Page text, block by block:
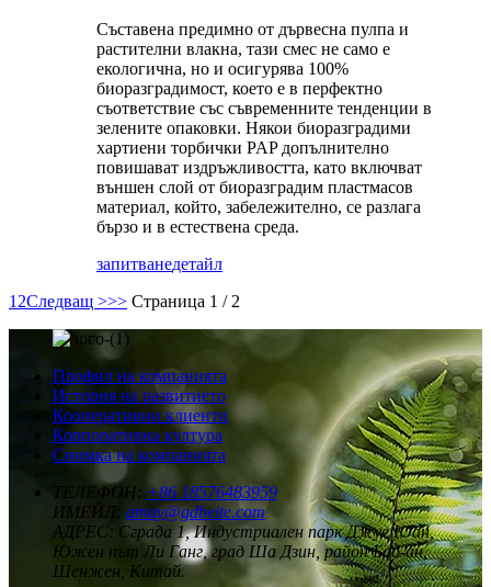
Съставена предимно от дървесна пулпа и
растителни влакна, тази смес не само е
екологична, но и осигурява 100%
биоразградимост, което е в перфектно
съответствие със съвременните тенденции в
зелените опаковки. Някои биоразградими
хартиени торбички PAP допълнително
повишават издръжливостта, като включват
външен слой от биоразградим пластмасов
материал, който, забележително, се разлага
бързо и в естествена среда.
запитванедетайл
1 2Следващ >>> Страница 1 / 2
Профил на компанията
История на развитието
Кооперативни клиенти
Корпоративна култура
Снимка на компанията
ТЕЛЕФОН: +86 18576483959
ИМЕЙЛ:
amay@gdbeite.com
АДРЕС: Сграда 1, Индустриален парк Джуе Юан,
Южен път Ли Ганг, град Ша Дзин, район Бао-ан,
Шенжен, Китай.